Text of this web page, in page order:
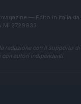
— Edito in Italia da
MI 2729933
redazione con il supporto
autori indipendenti.